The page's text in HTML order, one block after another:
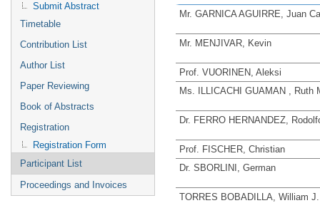
Submit Abstract
Timetable
Contribution List
Author List
Paper Reviewing
Book of Abstracts
Registration
Registration Form
Participant List
Proceedings and Invoices
Mr. GARNICA AGUIRRE, Juan
Mr. MENJIVAR, Kevin
Prof. VUORINEN, Aleksi
Ms. ILLICACHI GUAMAN , Ruth
Dr. FERRO HERNANDEZ,
Prof. FISCHER, Christian
Dr. SBORLINI, German
TORRES BOBADILLA, William J.